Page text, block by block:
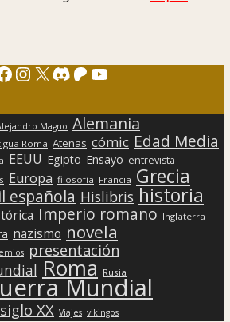
Instagram
X Discord
Patreon
YouTube
Magno Alemania
Roma Atenas cómic Edad Media
EEUU Egipto Ensayo entrevista
Europa filosofía Francia Grecia
española Hislibris historia
Imperio romano Inglaterra
nazismo novela
presentación
Roma Rusia
Mundial
siglo XX Viajes vikingos